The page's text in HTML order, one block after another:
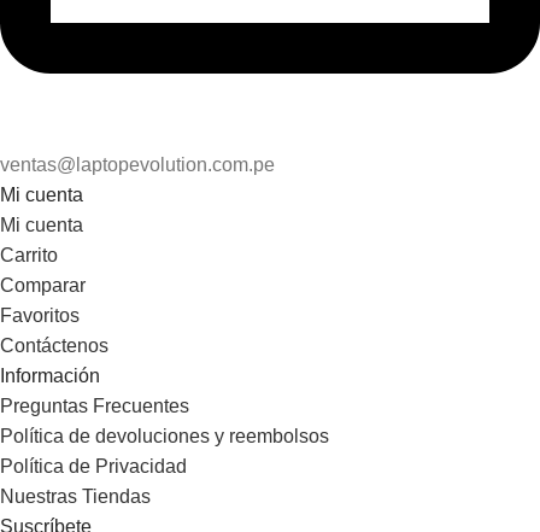
ventas@laptopevolution.com.pe
Mi cuenta
Mi cuenta
Carrito
Comparar
Favoritos
Contáctenos
Información
Preguntas Frecuentes
Política de devoluciones y reembolsos
Política de Privacidad
Nuestras Tiendas
Suscríbete